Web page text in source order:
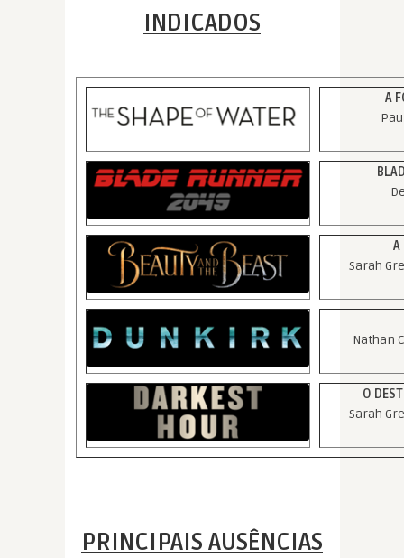
INDICADOS
A
A
Sarah
Nathan
O
Sarah
PRINCIPAIS AUSÊNCIAS